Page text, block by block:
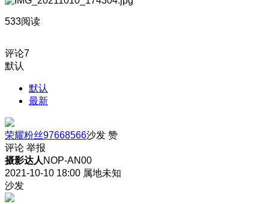
533阅读
评论7
默认
默认
最新
荣耀粉丝97668566沙发 赞
评论 举报
摄影达人 NOP-AN00
2021-10-10 18:00 属地未知
沙发